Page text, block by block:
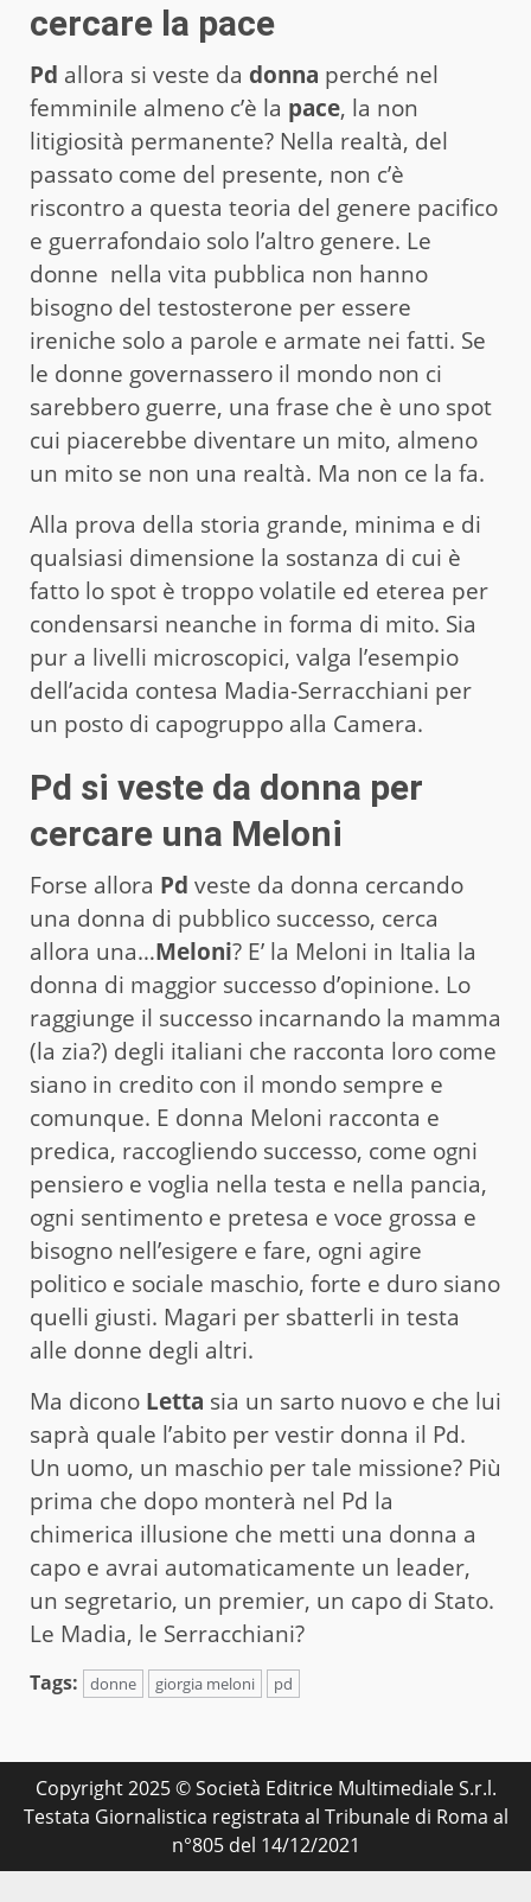
cercare la pace
Pd allora si veste da donna perché nel
femminile almeno c’è la pace, la non
litigiosità permanente? Nella realtà, del
passato come del presente, non c’è
riscontro a questa teoria del genere pacifico
e guerrafondaio solo l’altro genere. Le
donne nella vita pubblica non hanno
bisogno del testosterone per essere
ireniche solo a parole e armate nei fatti. Se
le donne governassero il mondo non ci
sarebbero guerre, una frase che è uno spot
cui piacerebbe diventare un mito, almeno
un mito se non una realtà. Ma non ce la fa.
Alla prova della storia grande, minima e di
qualsiasi dimensione la sostanza di cui è
fatto lo spot è troppo volatile ed eterea per
condensarsi neanche in forma di mito. Sia
pur a livelli microscopici, valga l’esempio
dell’acida contesa Madia-Serracchiani per
un posto di capogruppo alla Camera.
Pd si veste da donna per
cercare una Meloni
Forse allora Pd veste da donna cercando
una donna di pubblico successo, cerca
allora una…Meloni? E’ la Meloni in Italia la
donna di maggior successo d’opinione. Lo
raggiunge il successo incarnando la mamma
(la zia?) degli italiani che racconta loro come
siano in credito con il mondo sempre e
comunque. E donna Meloni racconta e
predica, raccogliendo successo, come ogni
pensiero e voglia nella testa e nella pancia,
ogni sentimento e pretesa e voce grossa e
bisogno nell’esigere e fare, ogni agire
politico e sociale maschio, forte e duro siano
quelli giusti. Magari per sbatterli in testa
alle donne degli altri.
Ma dicono Letta sia un sarto nuovo e che lui
saprà quale l’abito per vestir donna il Pd.
Un uomo, un maschio per tale missione? Più
prima che dopo monterà nel Pd la
chimerica illusione che metti una donna a
capo e avrai automaticamente un leader,
un segretario, un premier, un capo di Stato.
Le Madia, le Serracchiani?
Tags: donne giorgia meloni pd
Copyright 2025 © Società Editrice Multimediale S.r.l.
Testata Giornalistica registrata al Tribunale di Roma al
n°805 del 14/12/2021